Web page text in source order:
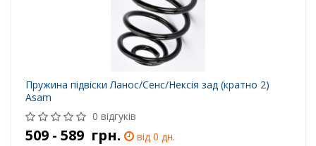
Пружина підвіски Ланос/Сенс/Нексія зад (кратно 2)
Asam
0 відгуків
509 - 589 грн.
від 0 дн.